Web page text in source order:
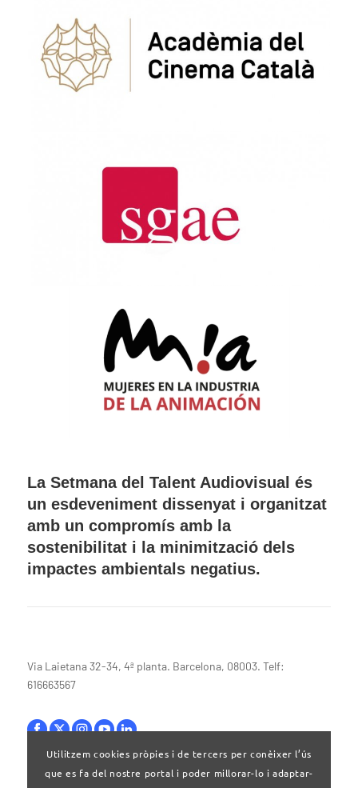
La Setmana del Talent Audiovisual és
un esdeveniment dissenyat i organitzat
amb un compromís amb la
sostenibilitat i la minimització dels
impactes ambientals negatius.
Via Laietana 32-34, 4ª planta. Barcelona, 08003. Telf:
616663567
Utilitzem cookies pròpies i de tercers per conèixer l’ús
que es fa del nostre portal i poder millorar-lo i adaptar-